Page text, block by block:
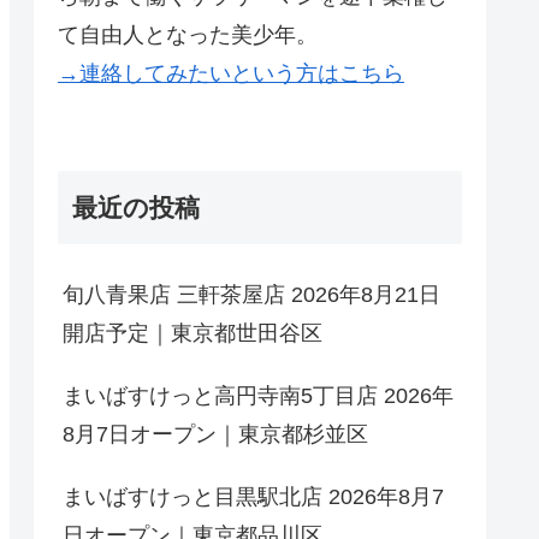
て自由人となった美少年。
→連絡してみたいという方はこちら
最近の投稿
旬八青果店 三軒茶屋店 2026年8月21日
開店予定｜東京都世田谷区
まいばすけっと高円寺南5丁目店 2026年
8月7日オープン｜東京都杉並区
まいばすけっと目黒駅北店 2026年8月7